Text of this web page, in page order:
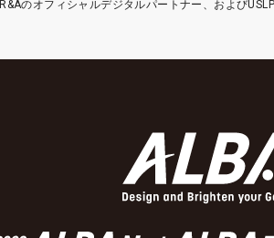
のオフィシャルデジタルパートナー、および